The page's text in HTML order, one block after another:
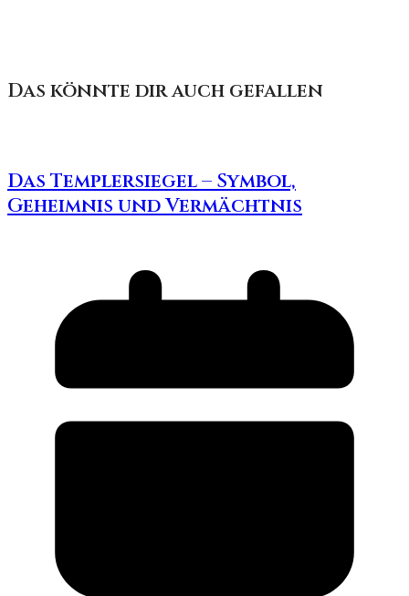
Das könnte dir auch gefallen
Das Templersiegel – Symbol,
Geheimnis und Vermächtnis